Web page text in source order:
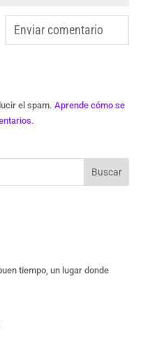
el spam. Aprende cómo se
tiempo, un lugar donde